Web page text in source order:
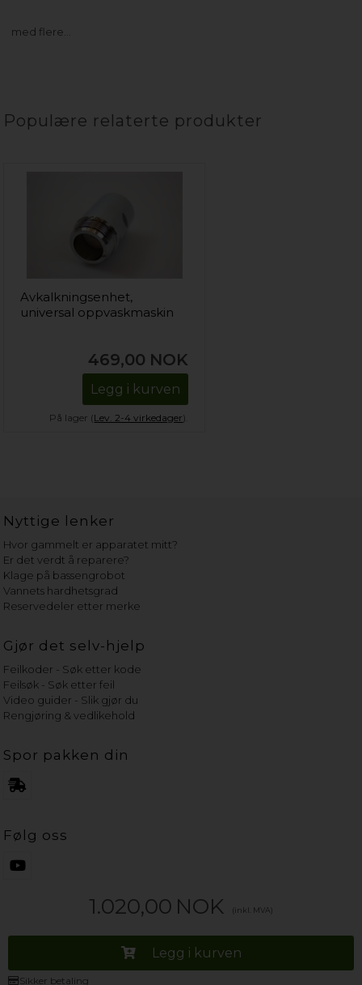
med flere…
1.020,00 NOK (inkl. MVA)
Legg i kurven
Sikker betaling
Populære relaterte produkter
Avkalkningsenhet,
universal oppvaskmaskin
469,00 NOK
Legg i kurven
På lager (Lev. 2-4 virkedager).
Nyttige lenker
Hvor gammelt er apparatet mitt?
Er det verdt å reparere?
Klage på bassengrobot
Vannets hardhetsgrad
Reservedeler etter merke
Gjør det selv-hjelp
Feilkoder - Søk etter kode
Feilsøk - Søk etter feil
Video guider - Slik gjør du
Rengjøring & vedlikehold
Spor pakken din
Følg oss